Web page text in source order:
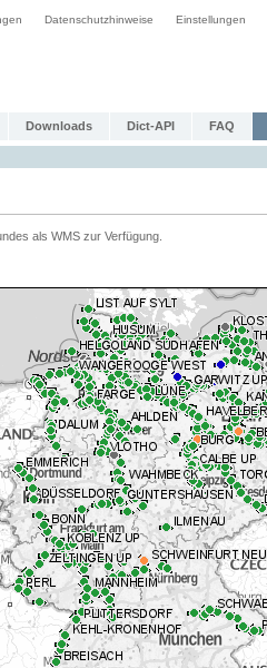
Datenschutzhinweise Einstellungen
Downloads Dict-API FAQ
als WMS zur Verfügung.